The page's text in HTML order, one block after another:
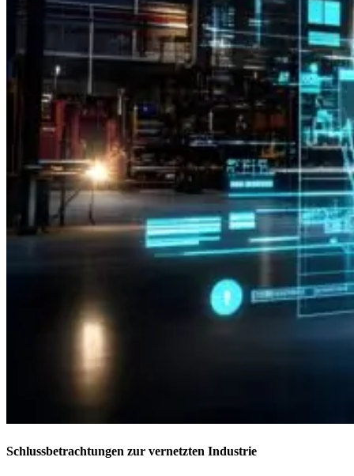
Schlussbetrachtungen zur vernetzten Industrie